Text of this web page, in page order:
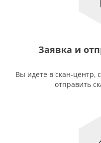
Заявка и
Вы идете в скан-центр,
отправить